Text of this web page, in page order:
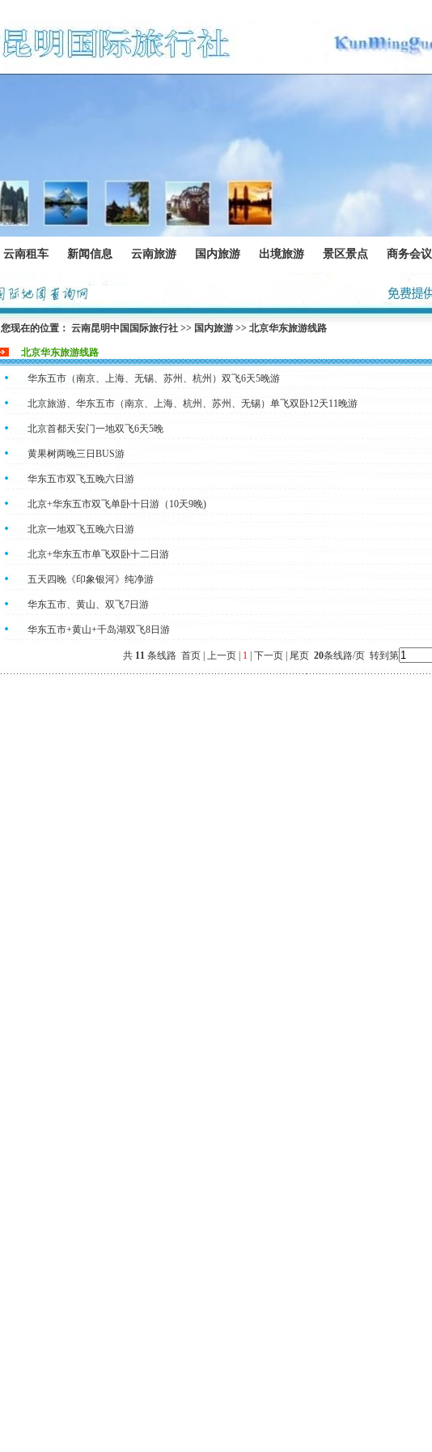
云南租车 新闻信息 云南旅游 国内旅游 出境旅游 景区景点 商务会议
您现在的位置： 云南昆明中国国际旅行社>> 国内旅游>> 北京华东旅游线路
北京华东旅游线路
华东五市（南京、上海、无锡、苏州、杭州）双飞6天5晚游
北京旅游、华东五市（南京、上海、杭州、苏州、无锡）单飞双卧12天11晚游
北京首都天安门一地双飞6天5晚
黄果树两晚三日BUS游
华东五市双飞五晚六日游
北京+华东五市双飞单卧十日游（10天9晚)
北京一地双飞五晚六日游
北京+华东五市单飞双卧十二日游
五天四晚《印象银河》纯净游
华东五市、黄山、双飞7日游
华东五市+黄山+千岛湖双飞8日游
共 11条线路 首页 | 上一页 | 1| 下一页 | 尾页 20条线路/页 转到第